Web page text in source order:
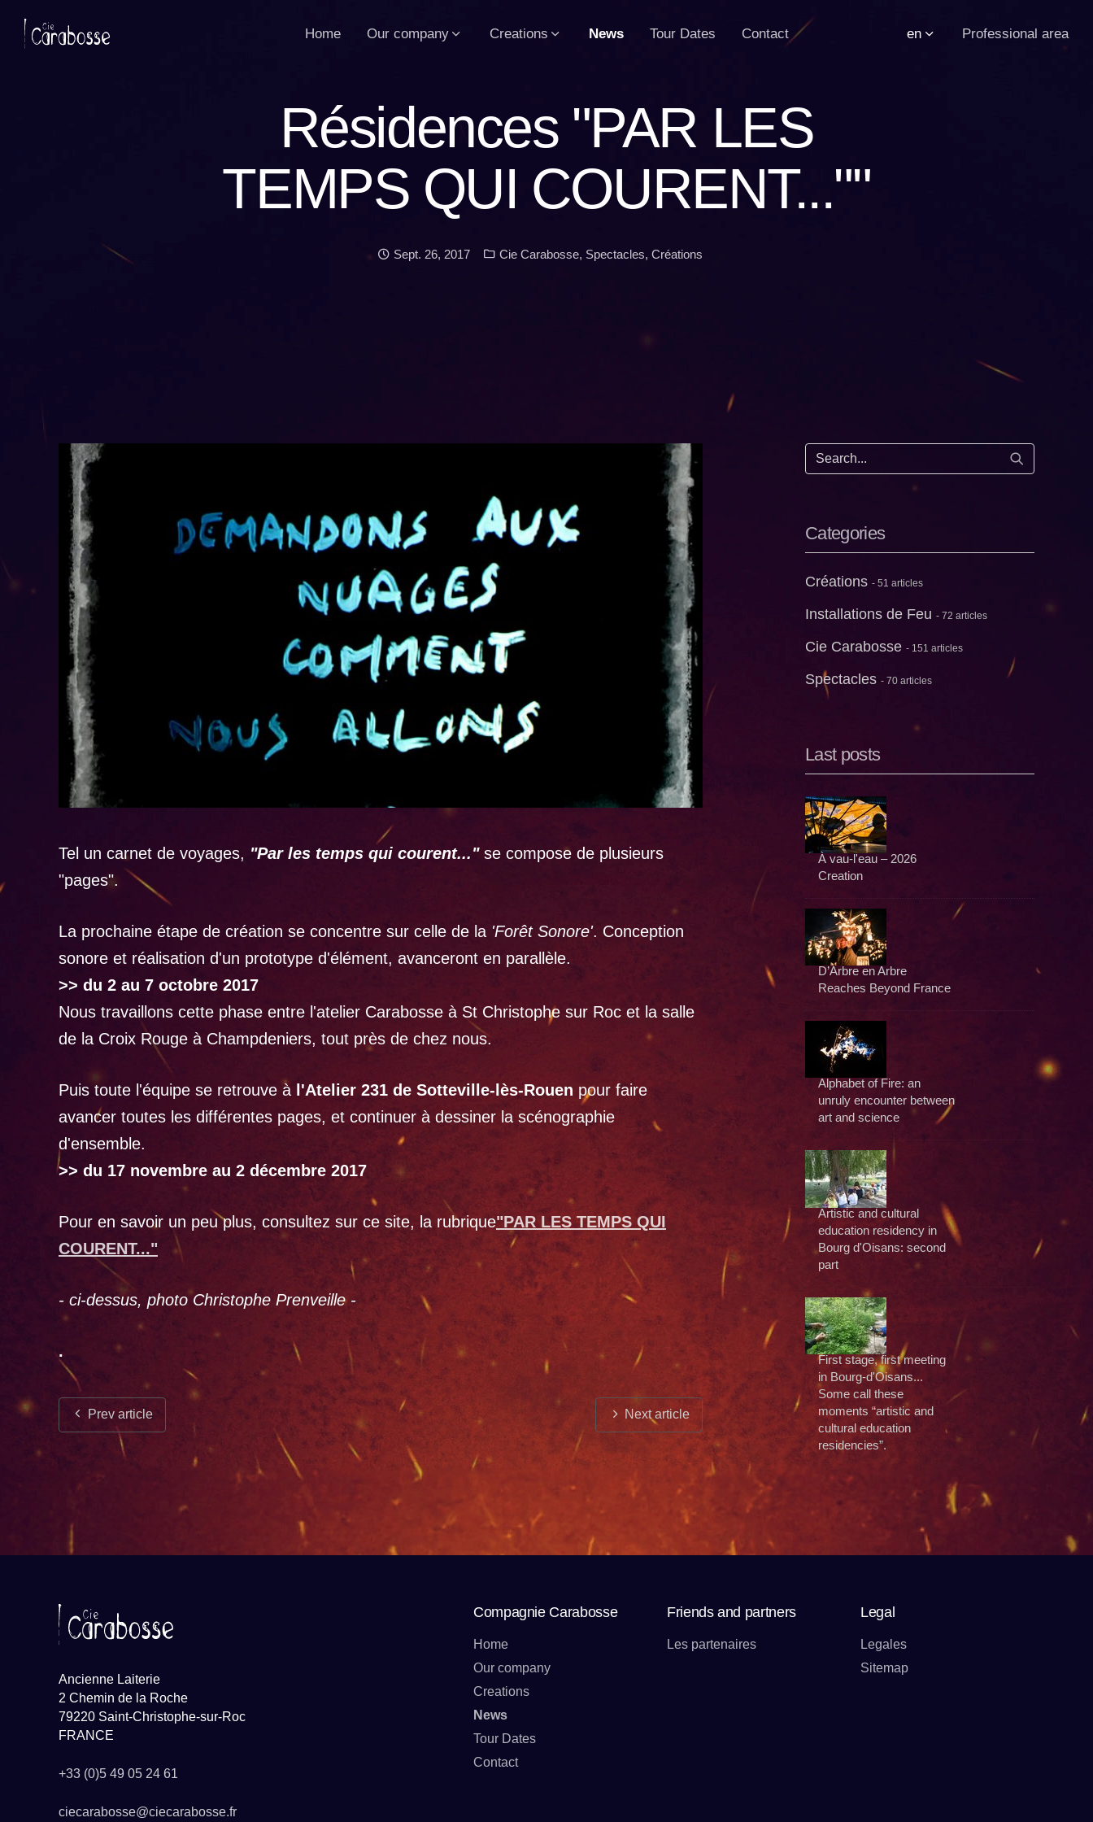
Home Our company Creations News Tour Dates Contact en Professional area
Résidences "PAR LES
TEMPS QUI COURENT...""
Date:
Sept. 26, 2017 Categories:
Cie Carabosse, Spectacles, Créations
Tel un carnet de voyages, "Par les temps qui courent..."se compose de plusieurs
"pages".
La prochaine étape de création se concentre sur celle de la 'Forêt Sonore'. Conception
sonore et réalisation d'un prototype d'élément, avanceront en parallèle.
>> du 2 au 7 octobre 2017
Nous travaillons cette phase entre l'atelier Carabosse à St Christophe sur Roc et la salle
de la Croix Rouge à Champdeniers, tout près de chez nous.
Puis toute l'équipe se retrouve à l'Atelier 231 de Sotteville-lès-Rouen pour faire
avancer toutes les différentes pages, et continuer à dessiner la scénographie
d'ensemble.
>> du 17 novembre au 2 décembre 2017
Pour en savoir un peu plus, consultez sur ce site, la rubrique"PAR LES TEMPS QUI
COURENT..."
- ci-dessus, photo Christophe Prenveille -
.
Prev article Next article
Categories
Créations - 51 articles
Installations de Feu - 72 articles
Cie Carabosse - 151 articles
Spectacles - 70 articles
Last posts
À vau-l'eau – 2026
Creation
D’Arbre en Arbre
Reaches Beyond France
Alphabet of Fire: an
unruly encounter between
art and science
Artistic and cultural
education residency in
Bourg d'Oisans: second
part
First stage, first meeting
in Bourg-d'Oisans...
Some call these
moments “artistic and
cultural education
residencies”.
Ancienne Laiterie
2 Chemin de la Roche
79220 Saint-Christophe-sur-Roc
FRANCE
+33 (0)5 49 05 24 61
ciecarabosse@ciecarabosse.fr
Compagnie Carabosse
Home
Our company
Creations
News
Tour Dates
Contact
Friends and partners
Les partenaires
Legal
Legales
Sitemap